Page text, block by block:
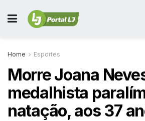
Home Esportes
Morre Joana
medalhista
natação, aos 37